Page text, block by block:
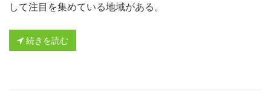
して注目を集めている地域がある。
続きを読む